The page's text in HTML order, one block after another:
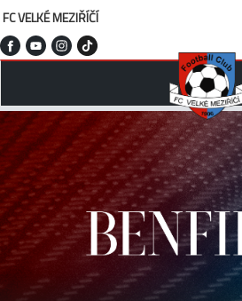
FC VELKÉ MEZIŘÍČÍ